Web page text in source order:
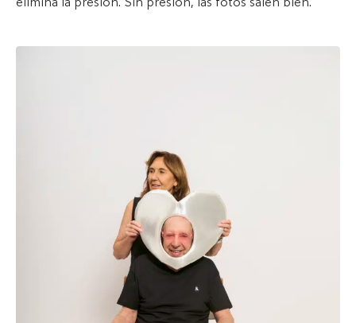
elimina la presión. Sin presión, las fotos salen bien.